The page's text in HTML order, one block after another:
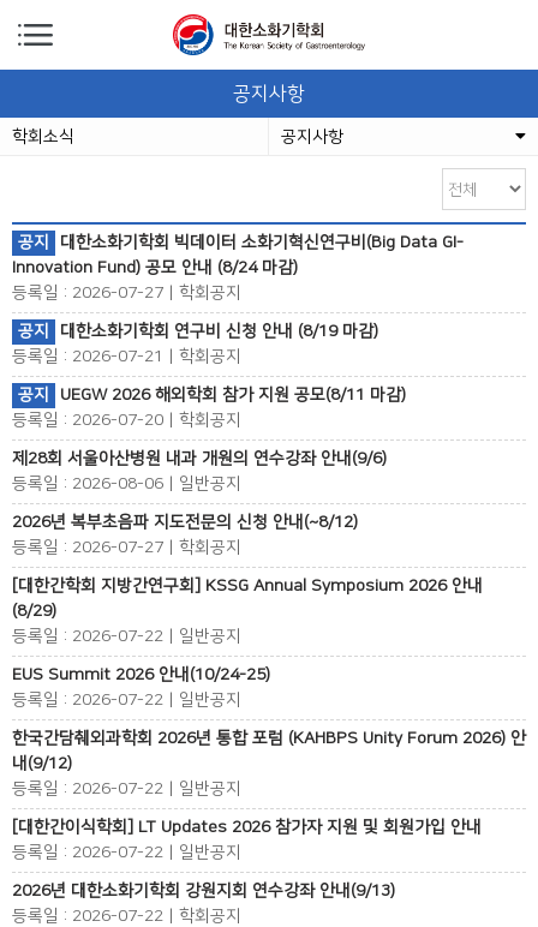
공지사항
학회소식 공지사항
공지
대한소화기학회 빅데이터 소화기혁신연구비(Big Data GI-
Innovation Fund) 공모 안내 (8/24 마감)
등록일 : 2026-07-27 | 학회공지
공지
대한소화기학회 연구비 신청 안내 (8/19 마감)
등록일 : 2026-07-21 | 학회공지
공지
UEGW 2026 해외학회 참가 지원 공모(8/11 마감)
등록일 : 2026-07-20 | 학회공지
제28회 서울아산병원 내과 개원의 연수강좌 안내(9/6)
등록일 : 2026-08-06 | 일반공지
2026년 복부초음파 지도전문의 신청 안내(~8/12)
등록일 : 2026-07-27 | 학회공지
[대한간학회 지방간연구회] KSSG Annual Symposium 2026 안내
(8/29)
등록일 : 2026-07-22 | 일반공지
EUS Summit 2026 안내(10/24-25)
등록일 : 2026-07-22 | 일반공지
한국간담췌외과학회 2026년 통합 포럼 (KAHBPS Unity Forum 2026) 안
내(9/12)
등록일 : 2026-07-22 | 일반공지
[대한간이식학회] LT Updates 2026 참가자 지원 및 회원가입 안내
등록일 : 2026-07-22 | 일반공지
2026년 대한소화기학회 강원지회 연수강좌 안내(9/13)
등록일 : 2026-07-22 | 학회공지